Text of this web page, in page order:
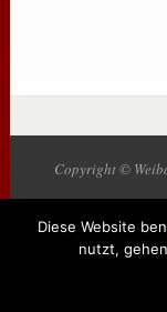
Copyright ©
Diese Website
nutzt,